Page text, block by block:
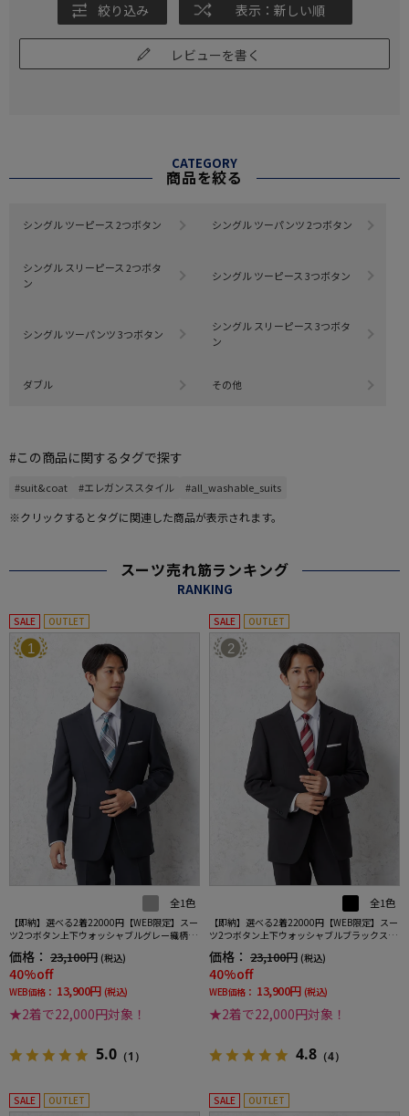
絞り込み 表示：新しい順
レビューを書く
CATEGORY
商品を絞る
シングル ツーピース 2つボタン シングル ツーパンツ 2つボタン
シングル スリーピース 2つボタ
ン
シングル ツーピース 3つボタン
シングル ツーパンツ 3つボタン
シングル スリーピース 3つボタ
ン
ダブル その他
#この商品に関するタグで探す
#suit&coat #エレガンススタイル #all_washable_suits
※クリックするとタグに関連した商品が表示されます。
スーツ売れ筋ランキング
RANKING
SALE OUTLET
1
全1色
【即納】選べる2着22000円【WEB限定】スー
ツ2つボタン上下ウォッシャブルグレー織柄無
地3シーズン対応
価格： 23,100円 (税込)
40%off
WEB価格： 13,900円 (税込)
★2着で22,000円対象！
5.0 （1）
SALE OUTLET
2
全1色
【即納】選べる2着22000円【WEB限定】スー
ツ2つボタン上下ウォッシャブルブラックスト
ライプ3シーズン対応
価格： 23,100円 (税込)
40%off
WEB価格： 13,900円 (税込)
★2着で22,000円対象！
4.8 （4）
SALE OUTLET SALE OUTLET